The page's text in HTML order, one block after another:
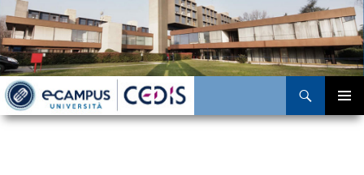
Skip
to
content
Search